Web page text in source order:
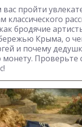
пройти
классического
бродячие
Крыма, о
и почему
Проверьте